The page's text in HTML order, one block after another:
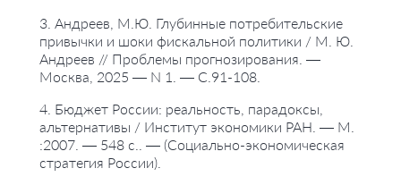
3. Андреев, М.Ю. Глубинные потребительские
привычки и шоки фискальной политики / М. Ю.
Андреев // Проблемы прогнозирования. —
Москва, 2025 — N 1. — С.91-108.
4. Бюджет России: реальность, парадоксы,
альтернативы / Институт экономики РАН. — М.
:2007. — 548 с.. — (Социально-экономическая
стратегия России).